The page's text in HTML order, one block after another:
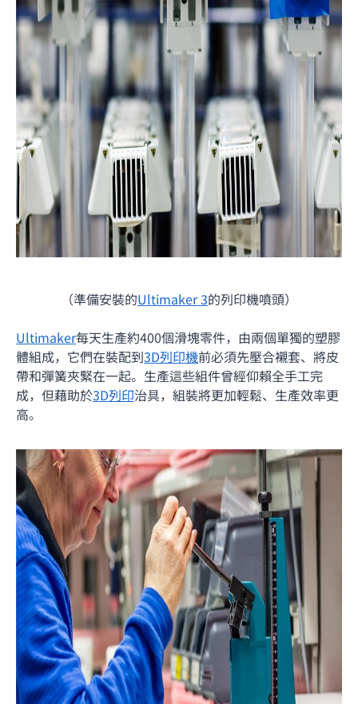
（準備安裝的Ultimaker 3的列印機噴頭）
Ultimaker每天生產約400個滑塊零件，由兩個單獨的塑膠
體組成，它們在裝配到3D列印機前必須先壓合襯套、將皮
帶和彈簧夾緊在一起。生產這些組件曾經仰賴全手工完
成，但藉助於3D列印治具，組裝將更加輕鬆、生產效率更
高。